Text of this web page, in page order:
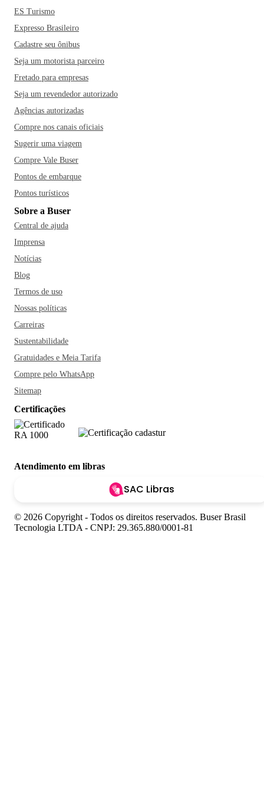
ES Turismo
Expresso Brasileiro
Cadastre seu ônibus
Seja um motorista parceiro
Fretado para empresas
Seja um revendedor autorizado
Agências autorizadas
Compre nos canais oficiais
Sugerir uma viagem
Compre Vale Buser
Pontos de embarque
Pontos turísticos
Sobre a Buser
Central de ajuda
Imprensa
Notícias
Blog
Termos de uso
Nossas políticas
Carreiras
Sustentabilidade
Gratuidades e Meia Tarifa
Compre pelo WhatsApp
Sitemap
Certificações
Atendimento em libras
SAC Libras
© 2026 Copyright - Todos os direitos reservados. Buser Brasil
Tecnologia LTDA - CNPJ: 29.365.880/0001-81